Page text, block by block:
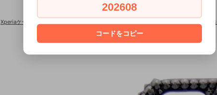
Xperiaケース×スワロフスキー ■Xperia全機種対応■Xperia×スワロフスキー ジュエル
202608
コードをコピー